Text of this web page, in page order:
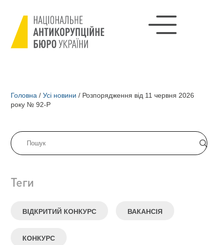
Головна / Усі новини / Розпорядження від 11 червня 2026
року № 92-Р
Теги
ВІДКРИТИЙ КОНКУРС ВАКАНСІЯ
КОНКУРС